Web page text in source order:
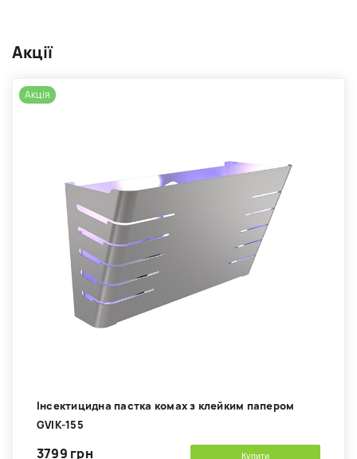
Акції
Акція
Інсектицидна пастка комах з клейким папером
GVIK-155
3799 грн Купити